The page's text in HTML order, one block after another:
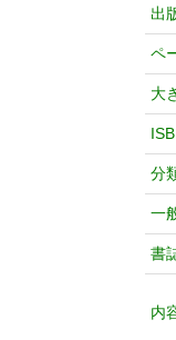
出
ペ
大
分
一
書
内